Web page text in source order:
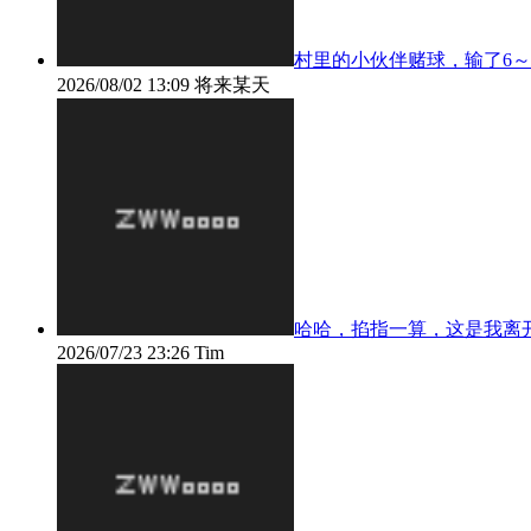
村里的小伙伴赌球，输了6
2026/08/02 13:09 将来某天
哈哈，掐指一算，这是我离
2026/07/23 23:26 Tim